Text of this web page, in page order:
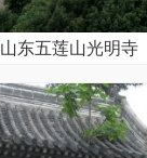
山东五莲山光明寺